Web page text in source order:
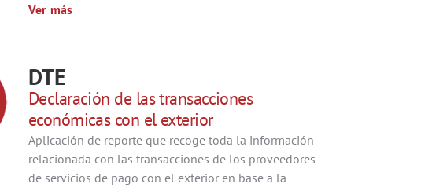
Ver más
DTE
Declaración de las transacciones
económicas con el exterior
Aplicación de reporte que recoge toda la información
relacionada con las transacciones de los proveedores
de servicios de pago con el exterior en base a la